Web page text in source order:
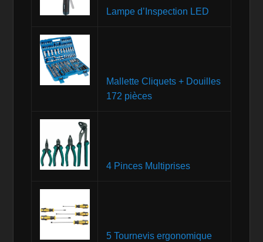
Lampe d’Inspection LED
Mallette Cliquets + Douilles
172 pièces
4 Pinces Multiprises
5 Tournevis ergonomique